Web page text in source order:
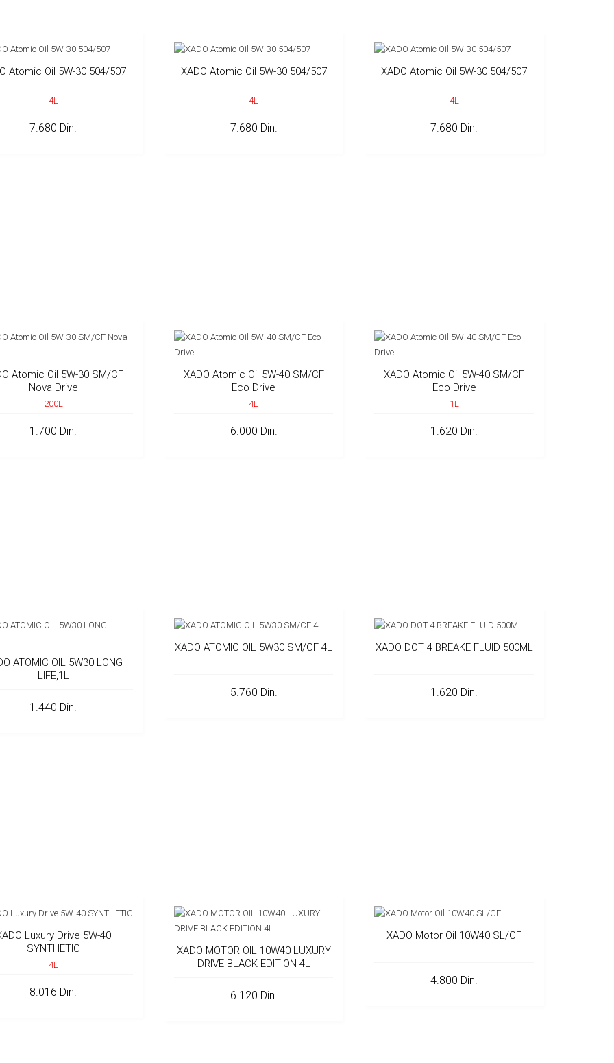
Atomic Oil 5W-30 504/507
4L
7.680 Din.
XADO Atomic Oil 5W-30 504/507
4L
7.680 Din.
XADO Atomic Oil 5W-30 504/507
4L
7.680 Din.
Atomic Oil 5W-30 SM/CF
Nova Drive
200L
1.700 Din.
XADO Atomic Oil 5W-40 SM/CF
Eco Drive
4L
6.000 Din.
XADO Atomic Oil 5W-40 SM/CF
Eco Drive
1L
1.620 Din.
ATOMIC OIL 5W30 LONG
LIFE,1L
1.440 Din.
XADO ATOMIC OIL 5W30 SM/CF 4L
5.760 Din.
XADO DOT 4 BREAKE FLUID 500ML
1.620 Din.
Luxury Drive 5W-40
SYNTHETIC
4L
8.016 Din.
XADO MOTOR OIL 10W40 LUXURY
DRIVE BLACK EDITION 4L
6.120 Din.
XADO Motor Oil 10W40 SL/CF
4.800 Din.